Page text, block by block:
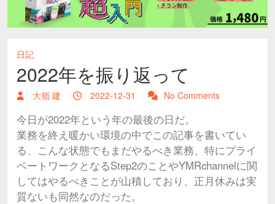
日記
2022年を振り返って
大嶺 建 2022-12-31 No Comments
今日が2022年という年の最後の日だ。
業務を終え暖かい環境の中でこの記事を書いてい
る、こんな状態でもまだやるべき業務、特にプライ
ベートワークとなるStep2のことやYMRchannelに関
してはやるべきことが山積しており、正月休みは実
質ないも同然なのだった。